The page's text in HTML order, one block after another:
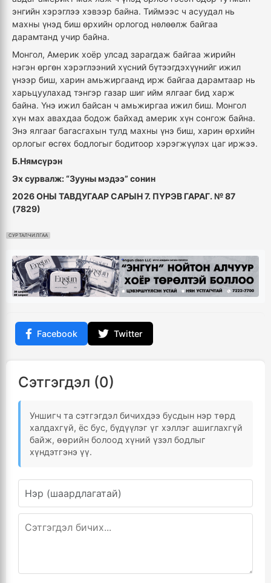
энгийн хэрэглээ хэвээр байна. Тиймээс ч асуудал нь
махны үнэд биш өрхийн орлогод нөлөөлж байгаа
дарамтанд учир байна.
Монгол, Америк хоёр улсад зарагдаж байгаа жирийн
нэгэн өргөн хэрэглээний хүсний бүтээгдэхүүнийг ижил
үнээр биш, харин амьжиргаанд ирж байгаа дарамтаар нь
харьцуулахад тэнгэр газар шиг ийм ялгааг бид харж
байна. Үнэ ижил байсан ч амьжиргаа ижил биш. Монгол
хүн мах авахдаа бодож байхад америк хүн сонгож байна.
Энэ ялгааг багасгахын тулд махны үнэ биш, харин өрхийн
орлогыг өсгөх бодлогыг бодитоор хэрэгжүүлэх цаг иржээ.
Б.Нямсүрэн
Эх сурвалж: “Зууны мэдээ” сонин
2026 ОНЫ ТАВДУГААР САРЫН 7. ПҮРЭВ ГАРАГ. № 87
(7829)
СУРТАЛЧИЛГАА
Facebook Twitter
Сэтгэгдэл (0)
Уншигч та сэтгэгдэл бичихдээ бусдын нэр төрд
халдахгүй, ёс бус, бүдүүлэг үг хэллэг ашиглахгүй
байж, өөрийн болоод хүний үзэл бодлыг
хүндэтгэнэ үү.